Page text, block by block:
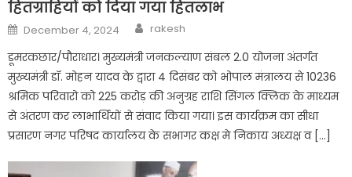
हितग्राहियों को दिया गया हितलाभ
Posted
on
December 4, 2024 Author
rakesh
डूमरकछार/पौराधार। मुख्यमंत्री जनकल्याण संबल 2.0 योजना अंतर्गत
मुख्यमंत्री डॉ. मोहन यादव के द्वारा 4 दिसंबर को भोपाल मंत्रालय से 10236
श्रमिक परिवारो को 225 करोड़ की अनुग्रह राशि सिंगल क्लिक के माध्यम
से अंतरण कर लाभार्थियों से संवाद किया गया। इस कार्यक्रम का सीधा
प्रसारण नगर परिषद कार्यालय के सभागर कक्ष मे निकाय अध्यक्ष व […]